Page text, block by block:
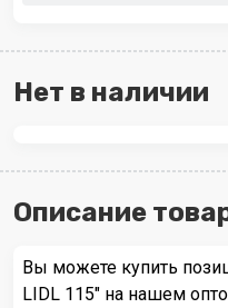
Нет в наличии
Описание
Вы можете купить
LIDL 115" на нашем